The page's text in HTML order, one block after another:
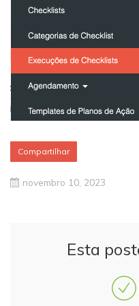
Compartilhar
novembro 10, 2023
Esta